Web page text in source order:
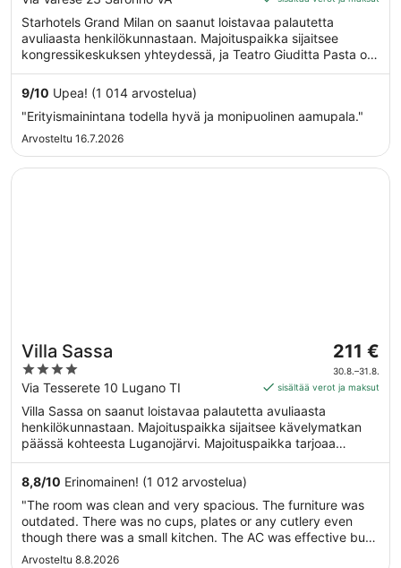
of
5
yö
ajalle
Starhotels Grand Milan on saanut loistavaa palautetta
avuliaasta henkilökunnastaan. Majoituspaikka sijaitsee
kongressikeskuksen yhteydessä, ja Teatro Giuditta Pasta on
vain lyhyen kävelymatkan päässä. Majoituspaikka tarjoaa
esimerkiksi ilmaisen Wi-Fi-yhteyden yleisissä tiloissa sekä
täyden palvelun kylpylän ja sisäuima-altaan. Tämän
majoituspaikan tarjoamiin lemmikkipalveluihin kuuluu ruoka-
ja vesikulhot.
9/10 Upea! (1 014 arvostelua)
"Erityismainintana todella hyvä ja monipuolinen aamupala."
Arvosteltu 16.7.2026
Villa Sassa
4
out
of
5
Via Tesserete 10 Lugano TI
Hinta
on
211 €
yö
ajalle
211 €
30.8.–31.8.
sisältää verot ja maksut
Villa Sassa on saanut loistavaa palautetta avuliaasta
henkilökunnastaan. Majoituspaikka sijaitsee kävelymatkan
päässä kohteesta Luganojärvi. Majoituspaikka tarjoaa
asiakkailleen esimerkiksi ilmaisen Wi-Fi-yhteyden yleisissä
tiloissa, ilmaiset kuljetukset rautatieasemalta
majoituspaikkaan ja täyden palvelun kylpylän. Tämän
majoituspaikan tarjoamiin lemmikkipalveluihin kuuluu ruoka-
ja vesikulhot.
8,8/10 Erinomainen! (1 012 arvostelua)
"The room was clean and very spacious. The furniture was
outdated. There was no cups, plates or any cutlery even
though there was a small kitchen. The AC was effective but
noisy. The pool area and breakfast were excellent. We really
Arvosteltu 8.8.2026
Avautuu uuteen ikkunaan
Villa Sassa